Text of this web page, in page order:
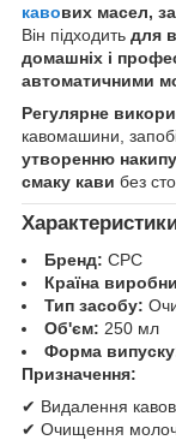
кавових масел,
Він підходить для
домашніх і
автоматичними
Регулярне
кавомашини,
утворенню накипу
смаку кави без
Бренд: CPC
Країна
Тип засобу:
Об'єм: 250 мл
Форма
Призначення:
✔ Видалення
✔ Очищення